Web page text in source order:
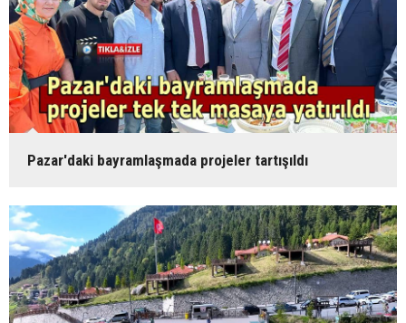
Pazar'daki bayramlaşmada projeler tartışıldı